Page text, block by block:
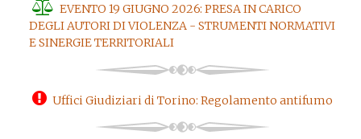
EVENTO 19 GIUGNO 2026: PRESA IN CARICO
DEGLI AUTORI DI VIOLENZA - STRUMENTI NORMATIVI
E SINERGIE TERRITORIALI
Uffici Giudiziari di Torino: Regolamento antifumo